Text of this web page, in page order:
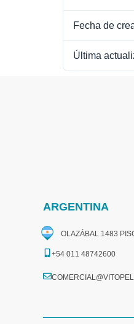
Fecha de
Última
ARGENTINA
OLAZÁBAL 1483
+54 011 48742600​